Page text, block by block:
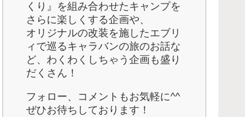
くり』を組み合わせたキャンプを
さらに楽しくする企画や、
オリジナルの改装を施したエブリ
ィで巡るキャラバンの旅のお話な
ど、わくわくしちゃう企画も盛り
だくさん！
フォロー、コメントもお気軽に^^
ぜひお待ちしております！